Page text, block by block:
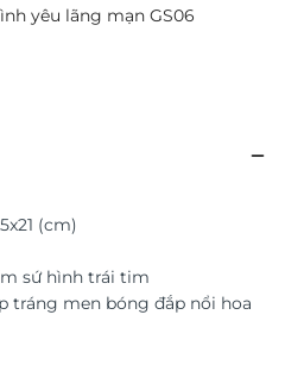
yêu lãng mạn GS06
(cm)
sứ hình trái tim
tráng men bóng đắp nổi hoa